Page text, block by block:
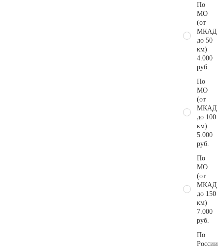
По
МО
(от
МКАД
до 50
км)
4.000
руб.
По
МО
(от
МКАД
до 100
км)
5.000
руб.
По
МО
(от
МКАД
до 150
км)
7.000
руб.
По
России